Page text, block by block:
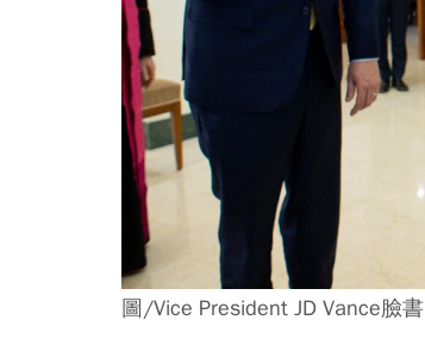
圖/Vice President JD Vance臉書